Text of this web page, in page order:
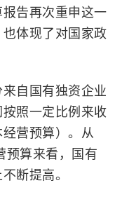
告再次重申这一
体现了对国家政
自国有独资企业
照一定比例来收
营预算）。从
预算来看，国有
断提高。